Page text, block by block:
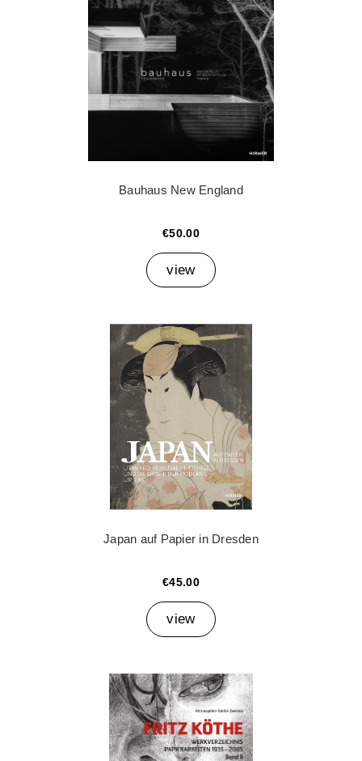
Bauhaus New England
€50.00
view
Japan auf Papier in Dresden
€45.00
view